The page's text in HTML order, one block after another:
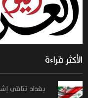
الأكثر قراءة
بغداد تتلقى